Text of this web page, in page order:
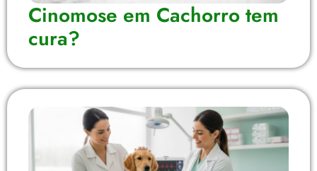
Cinomose em Cachorro tem
cura?